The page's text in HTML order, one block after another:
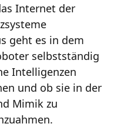
Internet der
geht es in dem
selbstständig
Intelligenzen
und ob sie in der
Mimik zu